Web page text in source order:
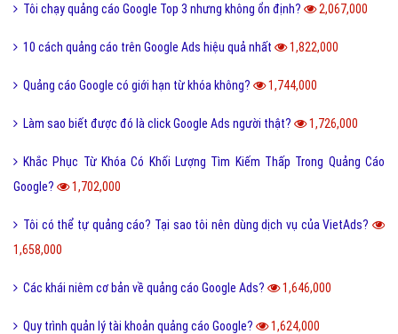
Tôi chạy quảng cáo Google Top 3 nhưng không ổn định? 2,067,000
10 cách quảng cáo trên Google Ads hiệu quả nhất 1,822,000
Quảng cáo Google có giới hạn từ khóa không? 1,744,000
Làm sao biết được đó là click Google Ads người thật? 1,726,000
Khắc Phục Từ Khóa Có Khối Lượng Tìm Kiếm Thấp Trong Quảng Cáo
Google?
1,702,000
Tôi có thể tự quảng cáo? Tại sao tôi nên dùng dịch vụ của VietAds?
1,658,000
Các khái niêm cơ bản về quảng cáo Google Ads? 1,646,000
Quy trình quản lý tài khoản quảng cáo Google? 1,624,000